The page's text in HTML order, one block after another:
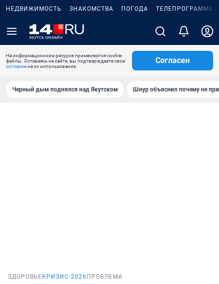
НЕДВИЖИМОСТЬ ЗНАКОМСТВА ПОГОДА ТЕЛЕПРОГРАММА
На информационном ресурсе применяются cookie-
файлы. Оставаясь на сайте, вы подтверждаете свое
согласиена их использование.
Согласен
Черный дым поднялся над Якутском Шнур объяснил почему не
ЗДОРОВЬЕ КРИЗИС-2026 ПРОБЛЕМА